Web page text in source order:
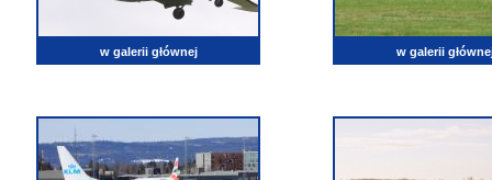
w galerii głównej w galerii